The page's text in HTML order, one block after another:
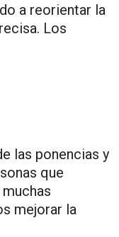
a reorientar la
Los
las ponencias y
que
mejorar la